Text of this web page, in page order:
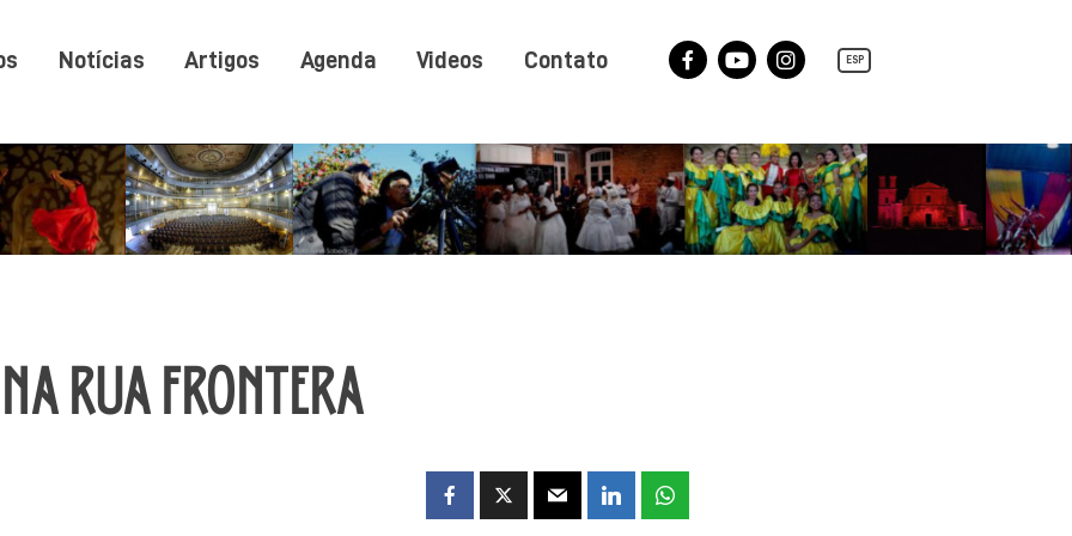
Notícias Artigos Agenda Videos Contato
Facebook
YouTubeInstagram
ESP
RUA FRONTERA